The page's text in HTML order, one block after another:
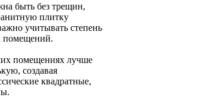
быть без трещин,
плитку
учитывать степень
помещений.
помещениях лучше
создавая
квадратные,